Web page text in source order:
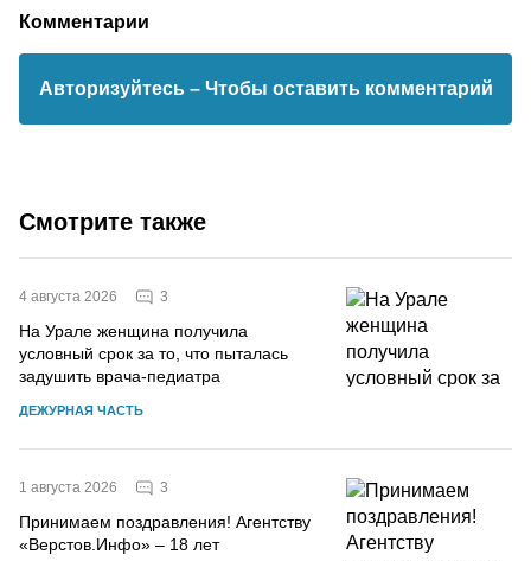
Комментарии
Авторизуйтесь – Чтобы оставить комментарий
Смотрите также
4 августа 2026 3
На Урале женщина получила
условный срок за то, что пыталась
задушить врача-педиатра
ДЕЖУРНАЯ ЧАСТЬ
1 августа 2026 3
Принимаем поздравления! Агентству
«Верстов.Инфо» – 18 лет